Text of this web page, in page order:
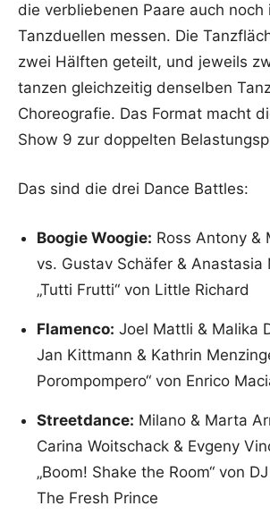
die verbliebenen Paare auch noch
Tanzduellen messen. Die
zwei Hälften geteilt, und jeweils
tanzen gleichzeitig denselben
Choreografie. Das Format macht
Show 9 zur doppelten
Das sind die drei Dance Battles:
Boogie Woogie: Ross Antony &
vs. Gustav Schäfer & Anastasia
„Tutti Frutti“ von Little Richard
Flamenco: Joel Mattli & Malika
Jan Kittmann & Kathrin
Porompompero“ von Enrico
Streetdance: Milano & Marta
Carina Woitschack & Evgeny
„Boom! Shake the Room“ von
The Fresh Prince